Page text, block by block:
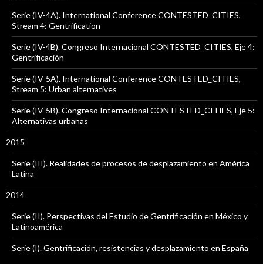
Serie (IV-4A). International Conference CONTESTED_CITIES,
Stream 4: Gentrification
Serie (IV-4B). Congreso Internacional CONTESTED_CITIES, Eje 4:
Gentrificación
Serie (IV-5A). International Conference CONTESTED_CITIES,
Stream 5: Urban alternatives
Serie (IV-5B). Congreso Internacional CONTESTED_CITIES, Eje 5:
Alternativas urbanas
2015
Serie (III). Realidades de procesos de desplazamiento en América
Latina
2014
Serie (II). Perspectivas del Estudio de Gentrificación en México y
Latinoamérica
Serie (I). Gentrificación, resistencias y desplazamiento en España